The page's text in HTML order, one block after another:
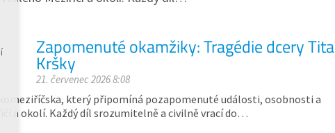
Zapomenuté okamžiky: Tragédie dcery Tita
Kršky
21. červenec 2026 8:08
který připomíná pozapomenuté události, osobnosti a
a okolí. Každý díl srozumitelně a civilně vrací do…